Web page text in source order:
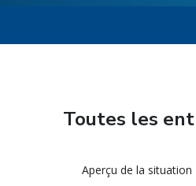
Toutes les
Aperçu de la situation